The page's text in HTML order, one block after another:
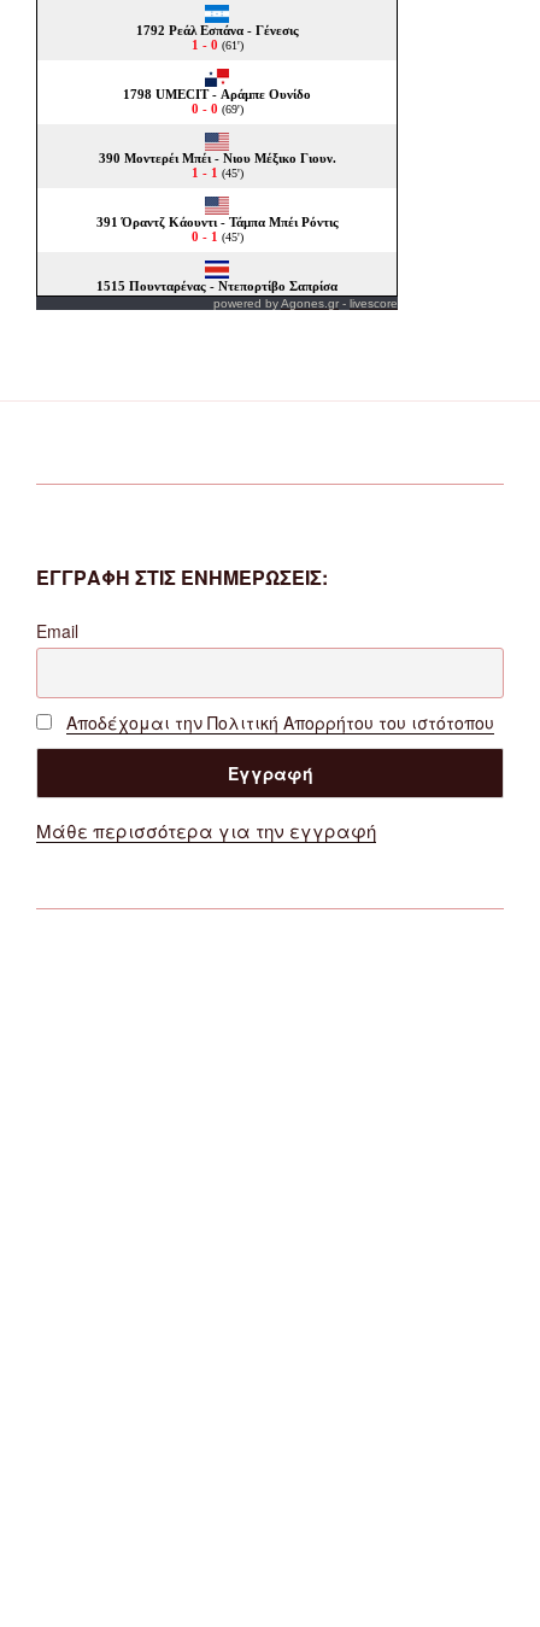
powered byAgones.gr - livescore
ΕΓΓΡΑΦΗ ΣΤΙΣ ΕΝΗΜΕΡΩΣΕΙΣ:
Email
Αποδέχομαι την Πολιτική Απορρήτου του ιστότοπου
Μάθε περισσότερα για την εγγραφή